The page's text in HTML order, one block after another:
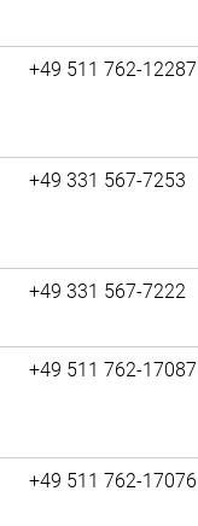
+49 511 762-12287
+49 331 567-7253
+49 331 567-7222
+49 511 762-17087
+49 511 762-17076